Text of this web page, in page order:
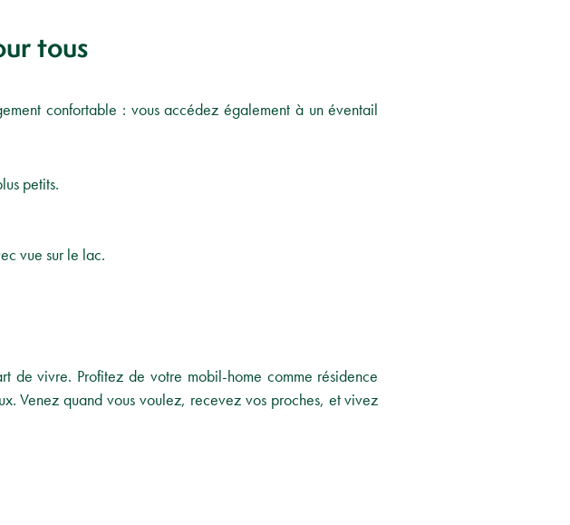
tous
confortable : vous accédez également à un éventail
petits.
vue sur le lac.
de vivre. Profitez de votre mobil-home comme résidence
Venez quand vous voulez, recevez vos proches, et vivez